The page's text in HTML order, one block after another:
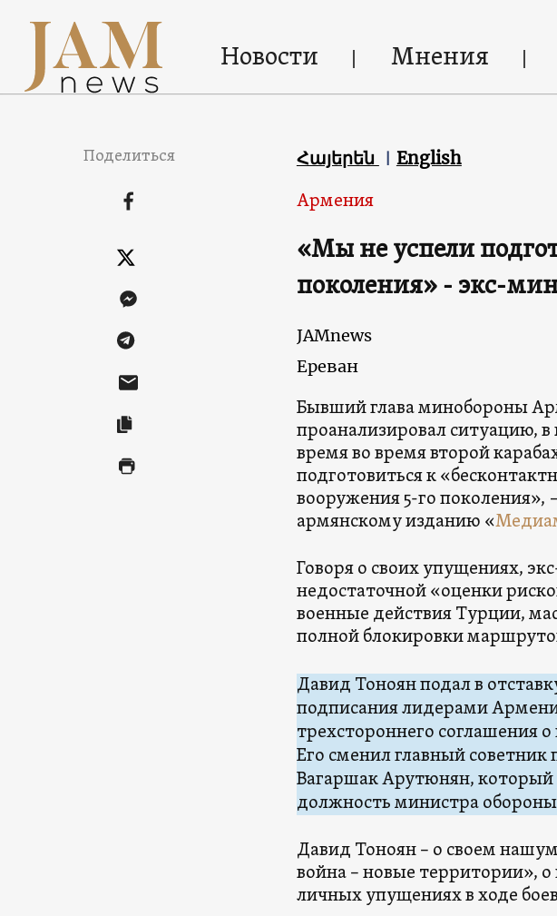
Новости Мнения
Поделиться Հայերեն English
Армения
«Мы не успели
поколения» - экс-
JAMnews
Ереван
Бывший глава минобороны
проанализировал ситуацию, в
время во время второй
подготовиться к
вооружения 5-го поколения»,
армянскому изданию «
Говоря о своих упущениях,
недостаточной «оценки
военные действия Турции,
полной блокировки
Давид Тоноян подал в
подписания лидерами
трехстороннего соглашения
Его сменил главный
Вагаршак Арутюнян, который
должность министра
Давид Тоноян – о своем
война – новые территории», о
личных упущениях в ходе